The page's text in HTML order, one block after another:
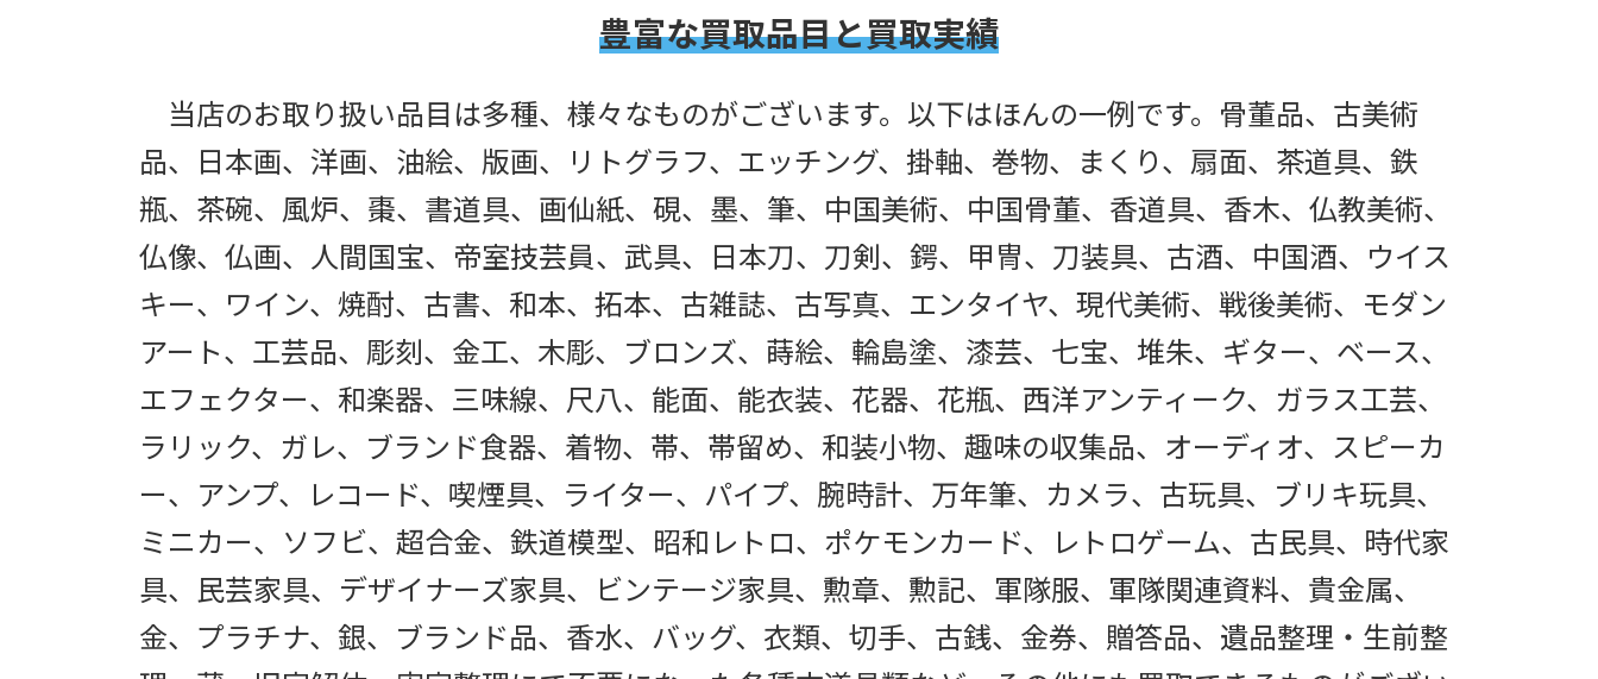
豊富な買取品目と買取実績
当店のお取り扱い品目は多種、様々なものがございます。以下はほんの一例です。骨董品、古美術
品、日本画、洋画、油絵、版画、リトグラフ、エッチング、掛軸、巻物、まくり、扇面、茶道具、鉄
瓶、茶碗、風炉、棗、書道具、画仙紙、硯、墨、筆、中国美術、中国骨董、香道具、香木、仏教美術、
仏像、仏画、人間国宝、帝室技芸員、武具、日本刀、刀剣、鍔、甲冑、刀装具、古酒、中国酒、ウイス
キー、ワイン、焼酎、古書、和本、拓本、古雑誌、古写真、エンタイヤ、現代美術、戦後美術、モダン
アート、工芸品、彫刻、金工、木彫、ブロンズ、蒔絵、輪島塗、漆芸、七宝、堆朱、ギター、ベース、
エフェクター、和楽器、三味線、尺八、能面、能衣装、花器、花瓶、西洋アンティーク、ガラス工芸、
ラリック、ガレ、ブランド食器、着物、帯、帯留め、和装小物、趣味の収集品、オーディオ、スピーカ
ー、アンプ、レコード、喫煙具、ライター、パイプ、腕時計、万年筆、カメラ、古玩具、ブリキ玩具、
ミニカー、ソフビ、超合金、鉄道模型、昭和レトロ、ポケモンカード、レトロゲーム、古民具、時代家
具、民芸家具、デザイナーズ家具、ビンテージ家具、勲章、勲記、軍隊服、軍隊関連資料、貴金属、
金、プラチナ、銀、ブランド品、香水、バッグ、衣類、切手、古銭、金券、贈答品、遺品整理・生前整